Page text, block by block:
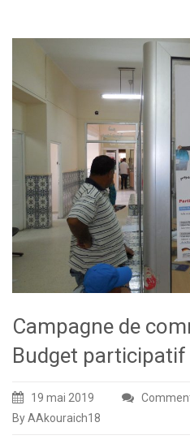
Campagne de
Budget
19 mai 2019
By AAkouraich18